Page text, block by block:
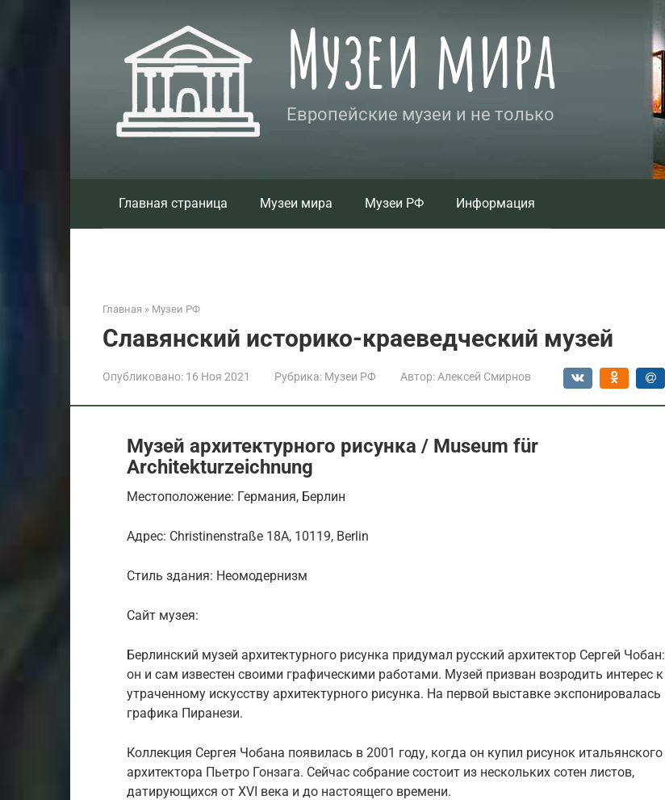
Музеи мира
Европейские музеи и не только
Главная страница Музеи мира Музеи РФ Информация
Главная » Музеи РФ
Славянский историко-краеведческий музей
Опубликовано: 16 Ноя 2021 Рубрика: Музеи РФ Автор: Алексей Смирнов
Музей архитектурного рисунка / Museum für
Architekturzeichnung
Местоположение: Германия, Берлин
Адрес: Christinenstraße 18A, 10119, Berlin
Стиль здания: Неомодернизм
Сайт музея:
Берлинский музей архитектурного рисунка придумал русский архитектор Сергей Чобан:
он и сам известен своими графическими работами. Музей призван возродить интерес к
утраченному искусству архитектурного рисунка. На первой выставке экспонировалась
графика Пиранези.
Коллекция Сергея Чобана появилась в 2001 году, когда он купил рисунок итальянского
архитектора Пьетро Гонзага. Сейчас собрание состоит из нескольких сотен листов,
датирующихся от XVI века и до настоящего времени.